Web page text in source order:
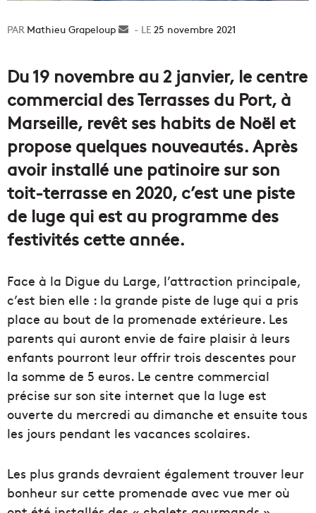
Mathieu Grapeloup
Envoyer25 novembre 2021
Du 19 novembre au 2 janvier, le centre
commercial des Terrasses du Port, à
Marseille, revêt ses habits de Noël et
propose quelques nouveautés. Après
avoir installé une patinoire sur son
toit-terrasse en 2020, c’est une piste
de luge qui est au programme des
festivités cette année.
Face à la Digue du Large, l’attraction principale,
c’est bien elle : la grande piste de luge qui a pris
place au bout de la promenade extérieure. Les
parents qui auront envie de faire plaisir à leurs
enfants pourront leur offrir trois descentes pour
la somme de 5 euros. Le centre commercial
précise sur son site internet que la luge est
ouverte du mercredi au dimanche et ensuite tous
les jours pendant les vacances scolaires.
Les plus grands devraient également trouver leur
bonheur sur cette promenade avec vue mer où